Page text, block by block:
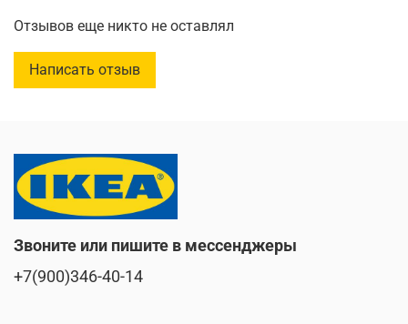
Общий вес 1:1080 г
Общий вес 2:1470 г
Отзывов еще никто не оставлял
Написать отзыв
Звоните или пишите в мессенджеры
+7(900)346-40-14